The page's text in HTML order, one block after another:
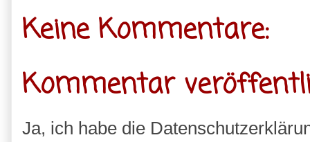
Keine Kommentare:
Kommentar
Ja, ich habe die